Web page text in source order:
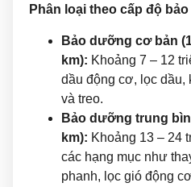
Phân loại theo cấp độ
Bảo dưỡng cơ bản
km): Khoảng 7 – 12
dầu động cơ, lọc dầu,
và treo.
Bảo dưỡng trung
km): Khoảng 13 – 24
các hạng mục như
phanh, lọc gió động